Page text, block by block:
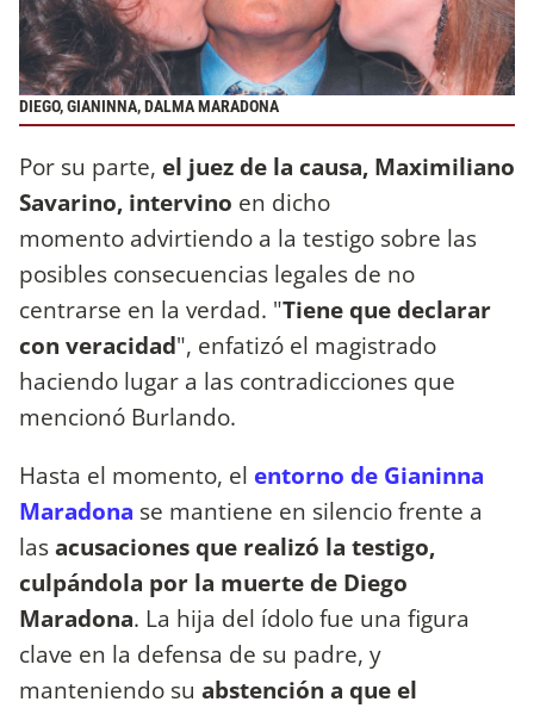
DIEGO, GIANINNA, DALMA MARADONA
Por su parte, el juez de la causa, Maximiliano
Savarino, intervino en dicho
momento advirtiendo a la testigo sobre las
posibles consecuencias legales de no
centrarse en la verdad. "Tiene que declarar
con veracidad", enfatizó el magistrado
haciendo lugar a las contradicciones que
mencionó Burlando.
Hasta el momento, el entorno de Gianinna
Maradona se mantiene en silencio frente a
lasacusaciones que realizó la testigo,
culpándola por la muerte de Diego
Maradona. La hija del ídolo fue una figura
clave en la defensa de su padre, y
manteniendo su abstención a que el